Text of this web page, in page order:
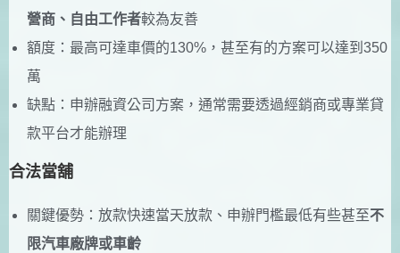
營商、自由工作者較為友善
額度：最高可達車價的130%，甚至有的方案可以達到350
萬
缺點：申辦融資公司方案，通常需要透過經銷商或專業貸
款平台才能辦理
合法當舖
關鍵優勢：放款快速當天放款、申辦門檻最低有些甚至不
限汽車廠牌或車齡